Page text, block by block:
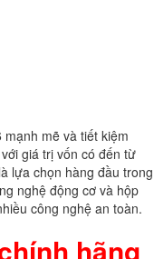
mẽ và tiết kiệm
giá trị vốn có đến từ
lựa chọn hàng đầu trong
nghệ động cơ và hộp
công nghệ an toàn.
hãng